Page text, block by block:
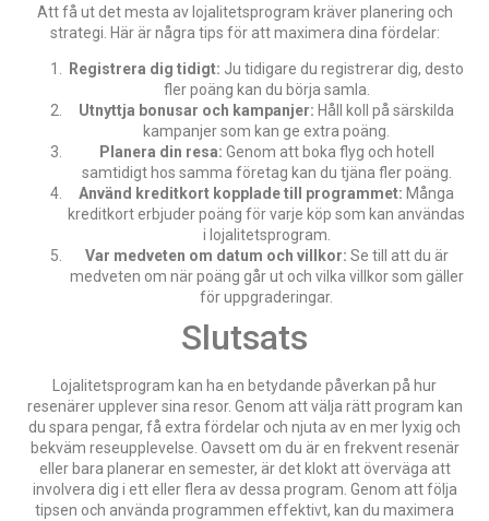
Att få ut det mesta av lojalitetsprogram kräver planering och
strategi. Här är några tips för att maximera dina fördelar:
Registrera dig tidigt: Ju tidigare du registrerar dig, desto
fler poäng kan du börja samla.
Utnyttja bonusar och kampanjer: Håll koll på särskilda
kampanjer som kan ge extra poäng.
Planera din resa: Genom att boka flyg och hotell
samtidigt hos samma företag kan du tjäna fler poäng.
Använd kreditkort kopplade till programmet: Många
kreditkort erbjuder poäng för varje köp som kan användas
i lojalitetsprogram.
Var medveten om datum och villkor: Se till att du är
medveten om när poäng går ut och vilka villkor som gäller
för uppgraderingar.
Slutsats
Lojalitetsprogram kan ha en betydande påverkan på hur
resenärer upplever sina resor. Genom att välja rätt program kan
du spara pengar, få extra fördelar och njuta av en mer lyxig och
bekväm reseupplevelse. Oavsett om du är en frekvent resenär
eller bara planerar en semester, är det klokt att överväga att
involvera dig i ett eller flera av dessa program. Genom att följa
tipsen och använda programmen effektivt, kan du maximera